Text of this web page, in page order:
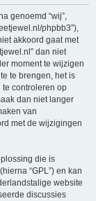
genoemd “wij”,
phpbb3”),
akkoord gaat met
dan niet
moment te wijzigen
te brengen, het is
te controleren op
dan niet langer
van
met de wijzigingen
die is
(hierna “GPL”) en kan
website
discussies